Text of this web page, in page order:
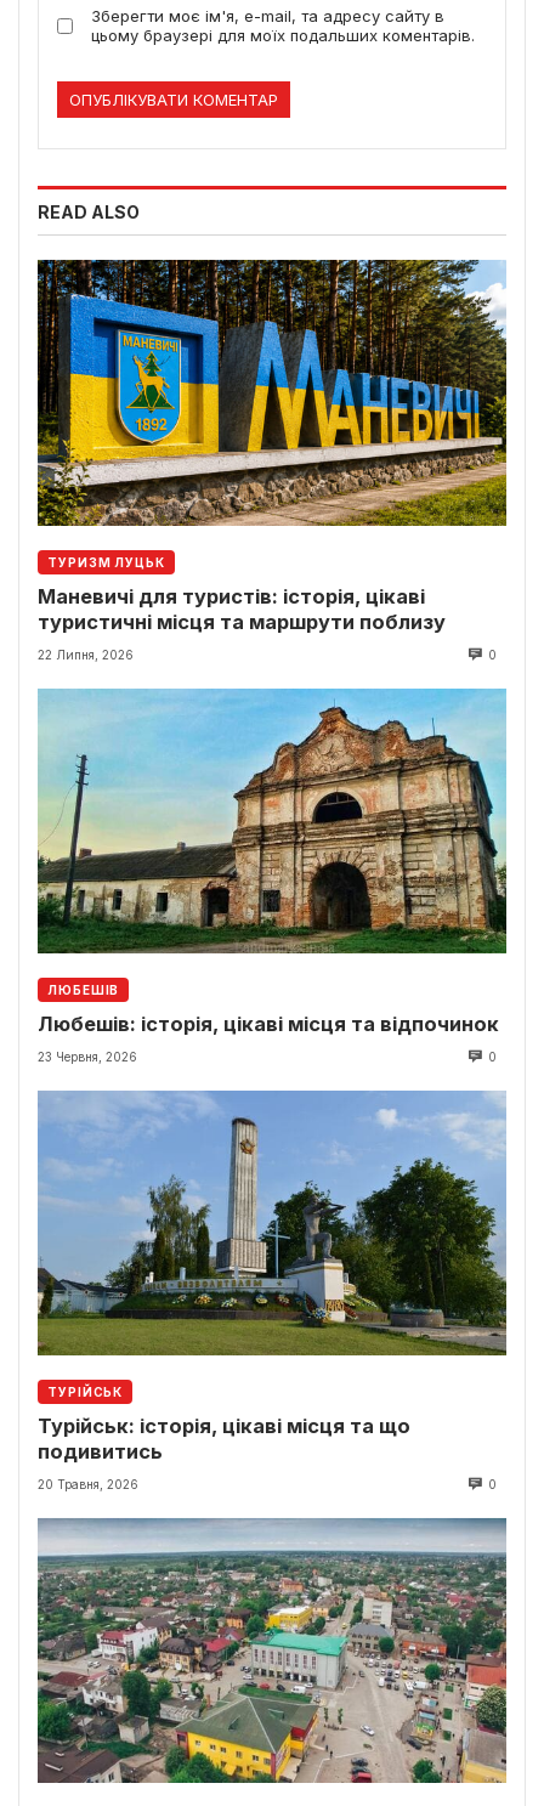
Зберегти моє ім'я, e-mail, та адресу сайту в
цьому браузері для моїх подальших коментарів.
READ ALSO
ТУРИЗМ ЛУЦЬК
Маневичі для туристів: історія, цікаві
туристичні місця та маршрути поблизу
22 Липня, 2026 0
ЛЮБЕШІВ
Любешів: історія, цікаві місця та відпочинок
23 Червня, 2026 0
ТУРІЙСЬК
Турійськ: історія, цікаві місця та що
подивитись
20 Травня, 2026 0